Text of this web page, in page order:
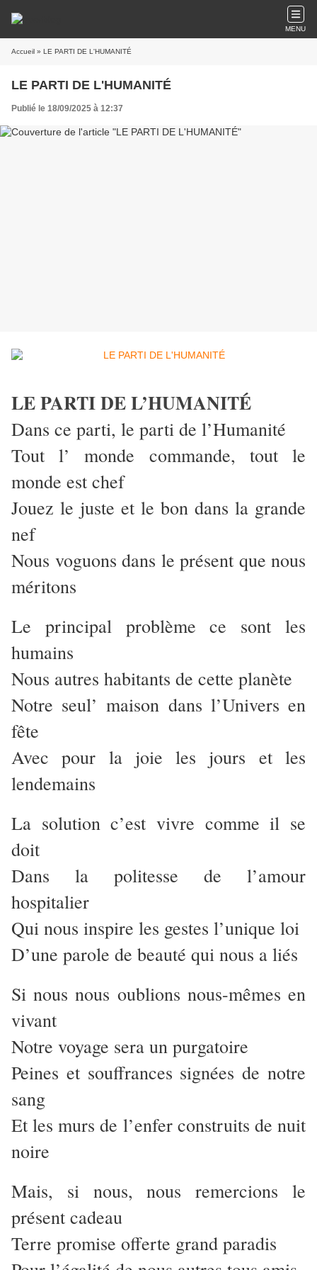
MENU
Accueil » LE PARTI DE L'HUMANITÉ
LE PARTI DE L'HUMANITÉ
Publié le 18/09/2025 à 12:37
LE PARTI DE L’HUMANITÉ
Dans ce parti, le parti de l’Humanité
Tout l’ monde commande, tout le
monde est chef
Jouez le juste et le bon dans la grande
nef
Nous voguons dans le présent que nous
méritons
Le principal problème ce sont les
humains
Nous autres habitants de cette planète
Notre seul’ maison dans l’Univers en
fête
Avec pour la joie les jours et les
lendemains
La solution c’est vivre comme il se
doit
Dans la politesse de l’amour
hospitalier
Qui nous inspire les gestes l’unique loi
D’une parole de beauté qui nous a liés
Si nous nous oublions nous-mêmes en
vivant
Notre voyage sera un purgatoire
Peines et souffrances signées de notre
sang
Et les murs de l’enfer construits de nuit
noire
Mais, si nous, nous remercions le
présent cadeau
Terre promise offerte grand paradis